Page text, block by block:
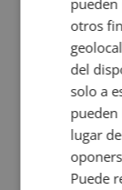
pueden
otros
del
solo a
pueden
lugar
Puede